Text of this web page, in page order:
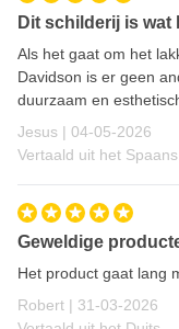
Dit schilderij is wat
Als het gaat om het
Davidson is er geen
duurzaam en
Jesus | 4 mei 2026
04-05-2026
Vertaald uit het Spaans
Geweldige
Het product gaat lang
Robert | 31 maart 2026
31-03-2026